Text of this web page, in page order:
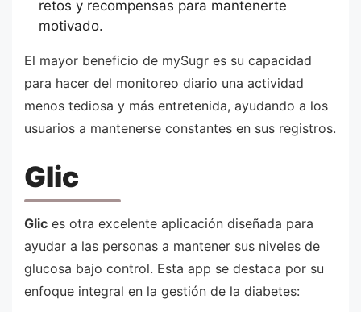
retos y recompensas para mantenerte
motivado.
El mayor beneficio de mySugr es su capacidad
para hacer del monitoreo diario una actividad
menos tediosa y más entretenida, ayudando a los
usuarios a mantenerse constantes en sus registros.
Glic
Glic es otra excelente aplicación diseñada para
ayudar a las personas a mantener sus niveles de
glucosa bajo control. Esta app se destaca por su
enfoque integral en la gestión de la diabetes: